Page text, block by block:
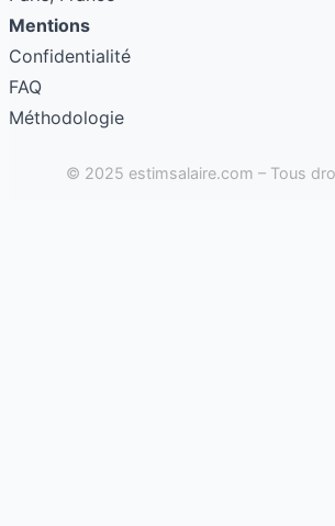
Mentions
Confidentialité
FAQ
Méthodologie
© 2025 estimsalaire.com – Tous